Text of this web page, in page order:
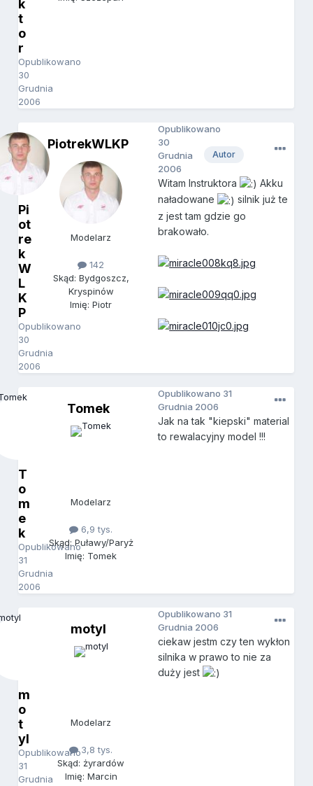
k
t
o
r
Opublikowano
30
Grudnia
2006
Pi
ot
re
k
W
L
K
P
Opublikowano
30
Grudnia
2006
PiotrekWLKP
Modelarz
142
Skąd: Bydgoszcz,
Kryspinów
Imię: Piotr
Autor
Opublikowano
30
Grudnia
2006
Witam Instruktora
Akku
naładowane
silnik już te
z jest tam gdzie go
brakowało.
T
o
m
e
k
Opublikowano
31
Grudnia
2006
Tomek
Modelarz
6,9 tys.
Skąd: Puławy/Paryż
Imię: Tomek
Opublikowano 31
Grudnia 2006
Jak na tak "kiepski" material
to rewalacyjny model !!!
m
o
t
yl
Opublikowano
31
Grudnia
motyl
Modelarz
3,8 tys.
Skąd: żyrardów
Imię: Marcin
Opublikowano 31
Grudnia 2006
ciekaw jestm czy ten wykłon
silnika w prawo to nie za
duży jest